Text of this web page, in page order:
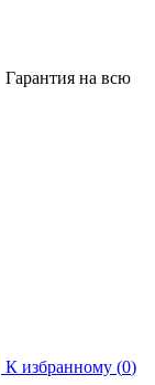
Гарантия на всю
К избранному (0)